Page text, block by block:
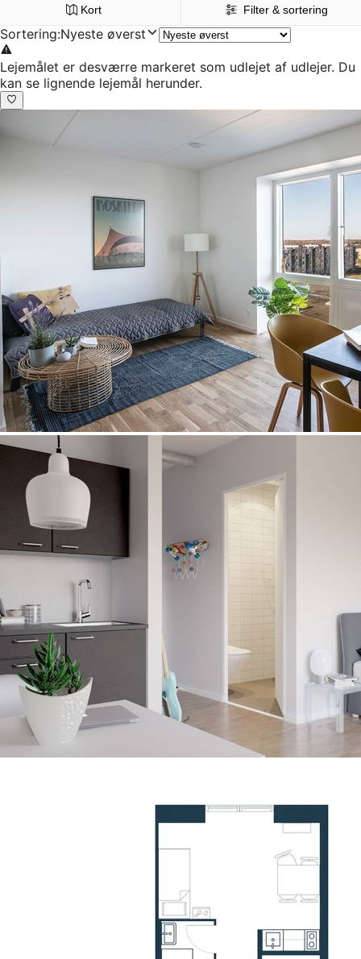
Kort Filter & sortering
Sortering:Nyeste øverst
Lejemålet er desværre markeret som udlejet af udlejer. Du
kan se lignende lejemål herunder.